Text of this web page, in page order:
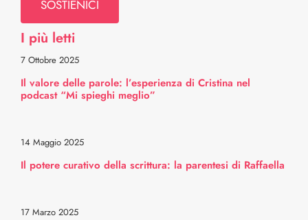
Comitato Scientifico
Professionisti
La mia parentesi tumore
SOSTIENICI
I più letti
7 Ottobre 2025
Il valore delle parole: l’esperienza di Cristina nel
podcast “Mi spieghi meglio”
14 Maggio 2025
Il potere curativo della scrittura: la parentesi di Raffaella
17 Marzo 2025